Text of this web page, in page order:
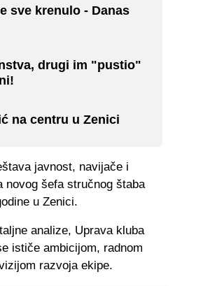
sve krenulo - Danas
drugi im "pustio"
na centru u Zenici
javnost, navijače i
novog šefa stručnog štaba
u Zenici.
analize, Uprava kluba
ističe ambicijom, radnom
razvoja ekipe.